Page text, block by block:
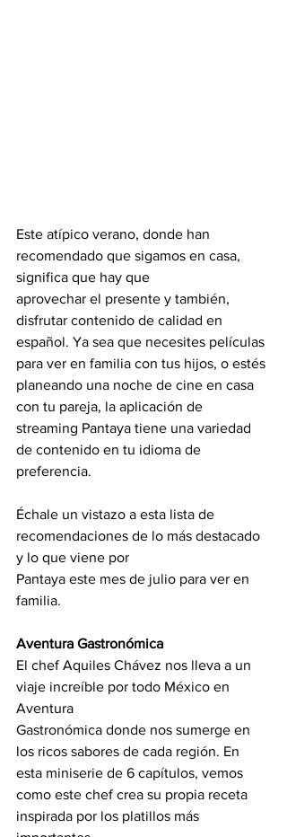
Este atípico verano, donde han
recomendado que sigamos en casa,
significa que hay que
aprovechar el presente y también,
disfrutar contenido de calidad en
español. Ya sea que necesites películas
para ver en familia con tus hijos, o estés
planeando una noche de cine en casa
con tu pareja, la aplicación de
streaming Pantaya tiene una variedad
de contenido en tu idioma de
preferencia.
Échale un vistazo a esta lista de
recomendaciones de lo más destacado
y lo que viene por
Pantaya este mes de julio para ver en
familia.
Aventura Gastronómica
El chef Aquiles Chávez nos lleva a un
viaje increíble por todo México en
Aventura
Gastronómica donde nos sumerge en
los ricos sabores de cada región. En
esta miniserie de 6 capítulos, vemos
como este chef crea su propia receta
inspirada por los platillos más